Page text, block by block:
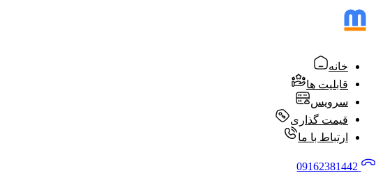
خانه
قابلیت ها
سرویس
قیمت گذاری
ارتباط با ما